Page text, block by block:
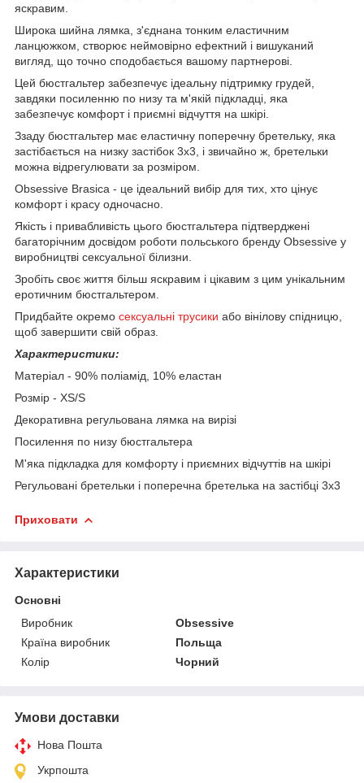
яскравим.
Широка шийна лямка, з'єднана тонким еластичним
ланцюжком, створює неймовірно ефектний і вишуканий
вигляд, що точно сподобається вашому партнерові.
Цей бюстгальтер забезпечує ідеальну підтримку грудей,
завдяки посиленню по низу та м'якій підкладці, яка
забезпечує комфорт і приємні відчуття на шкірі.
Ззаду бюстгальтер має еластичну поперечну бретельку, яка
застібається на низку застібок 3x3, і звичайно ж, бретельки
можна відрегулювати за розміром.
Obsessive Brasica - це ідеальний вибір для тих, хто цінує
комфорт і красу одночасно.
Якість і привабливість цього бюстгальтера підтверджені
багаторічним досвідом роботи польського бренду Obsessive у
виробництві сексуальної білизни.
Зробіть своє життя більш яскравим і цікавим з цим унікальним
еротичним бюстгальтером.
Придбайте окремо сексуальні трусики або вінілову спідницю,
щоб завершити свій образ.
Характеристики:
Матеріал - 90% поліамід, 10% еластан
Розмір - XS/S
Декоративна регульована лямка на вирізі
Посилення по низу бюстгальтера
М'яка підкладка для комфорту і приємних відчуттів на шкірі
Регульовані бретельки і поперечна бретелька на застібці 3x3
Приховати
Характеристики
Основні
Виробник
Obsessive
Країна виробник
Польща
Колір
Чорний
Умови доставки
Нова Пошта
Укрпошта